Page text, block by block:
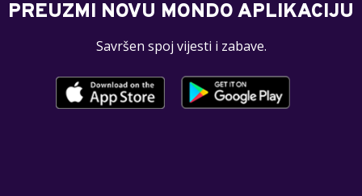
PREUZMI NOVU MONDO APLIKACIJU
Savršen spoj vijesti i zabave.